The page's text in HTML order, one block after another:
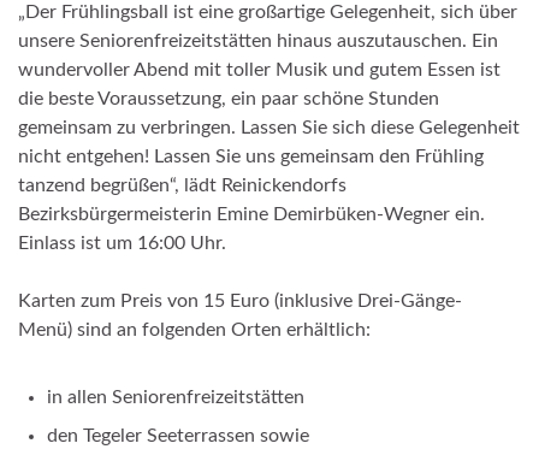
„Der Frühlingsball ist eine großartige Gelegenheit, sich über
unsere Seniorenfreizeitstätten hinaus auszutauschen. Ein
wundervoller Abend mit toller Musik und gutem Essen ist
die beste Voraussetzung, ein paar schöne Stunden
gemeinsam zu verbringen. Lassen Sie sich diese Gelegenheit
nicht entgehen! Lassen Sie uns gemeinsam den Frühling
tanzend begrüßen“, lädt Reinickendorfs
Bezirksbürgermeisterin Emine Demirbüken-Wegner ein.
Einlass ist um 16:00 Uhr.
Karten zum Preis von 15 Euro (inklusive Drei-Gänge-
Menü) sind an folgenden Orten erhältlich:
in allen Seniorenfreizeitstätten
den Tegeler Seeterrassen sowie